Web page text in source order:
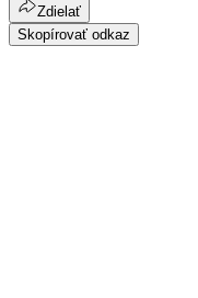
Zdielať
Skopírovať odkaz